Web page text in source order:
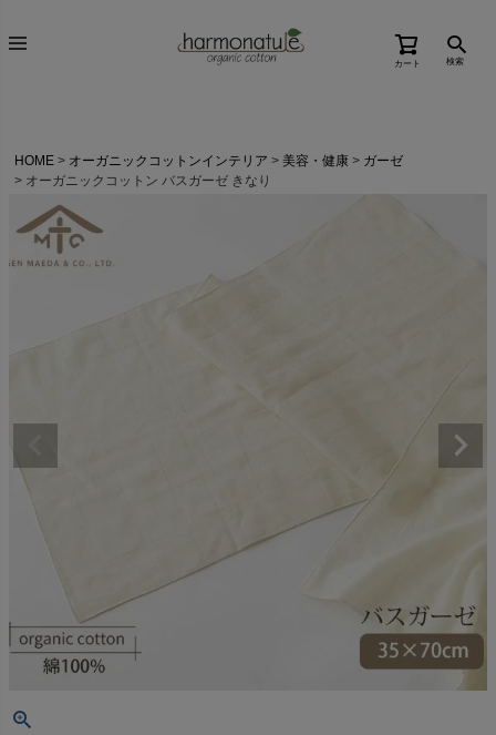
カート 検索
HOME オーガニックコットンインテリア 美容・健康
ガーゼ
オーガニックコットン バスガーゼ きなり